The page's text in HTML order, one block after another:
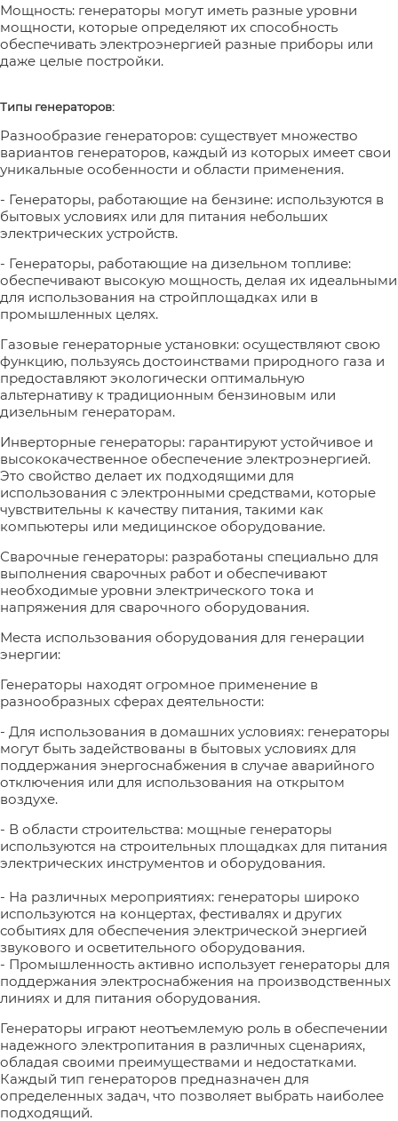
Мощность: генераторы могут иметь разные уровни
мощности, которые определяют их способность
обеспечивать электроэнергией разные приборы или
даже целые постройки.
Типы генераторов:
Разнообразие генераторов: существует множество
вариантов генераторов, каждый из которых имеет свои
уникальные особенности и области применения.
- Генераторы, работающие на бензине: используются в
бытовых условиях или для питания небольших
электрических устройств.
- Генераторы, работающие на дизельном топливе:
обеспечивают высокую мощность, делая их идеальными
для использования на стройплощадках или в
промышленных целях.
Газовые генераторные установки: осуществляют свою
функцию, пользуясь достоинствами природного газа и
предоставляют экологически оптимальную
альтернативу к традиционным бензиновым или
дизельным генераторам.
Инверторные генераторы: гарантируют устойчивое и
высококачественное обеспечение электроэнергией.
Это свойство делает их подходящими для
использования с электронными средствами, которые
чувствительны к качеству питания, такими как
компьютеры или медицинское оборудование.
Сварочные генераторы: разработаны специально для
выполнения сварочных работ и обеспечивают
необходимые уровни электрического тока и
напряжения для сварочного оборудования.
Места использования оборудования для генерации
энергии:
Генераторы находят огромное применение в
разнообразных сферах деятельности:
- Для использования в домашних условиях: генераторы
могут быть задействованы в бытовых условиях для
поддержания энергоснабжения в случае аварийного
отключения или для использования на открытом
воздухе.
- В области строительства: мощные генераторы
используются на строительных площадках для питания
электрических инструментов и оборудования.
- На различных мероприятиях: генераторы широко
используются на концертах, фестивалях и других
событиях для обеспечения электрической энергией
звукового и осветительного оборудования.
- Промышленность активно использует генераторы для
поддержания электроснабжения на производственных
линиях и для питания оборудования.
Генераторы играют неотъемлемую роль в обеспечении
надежного электропитания в различных сценариях,
обладая своими преимуществами и недостатками.
Каждый тип генераторов предназначен для
определенных задач, что позволяет выбрать наиболее
подходящий.